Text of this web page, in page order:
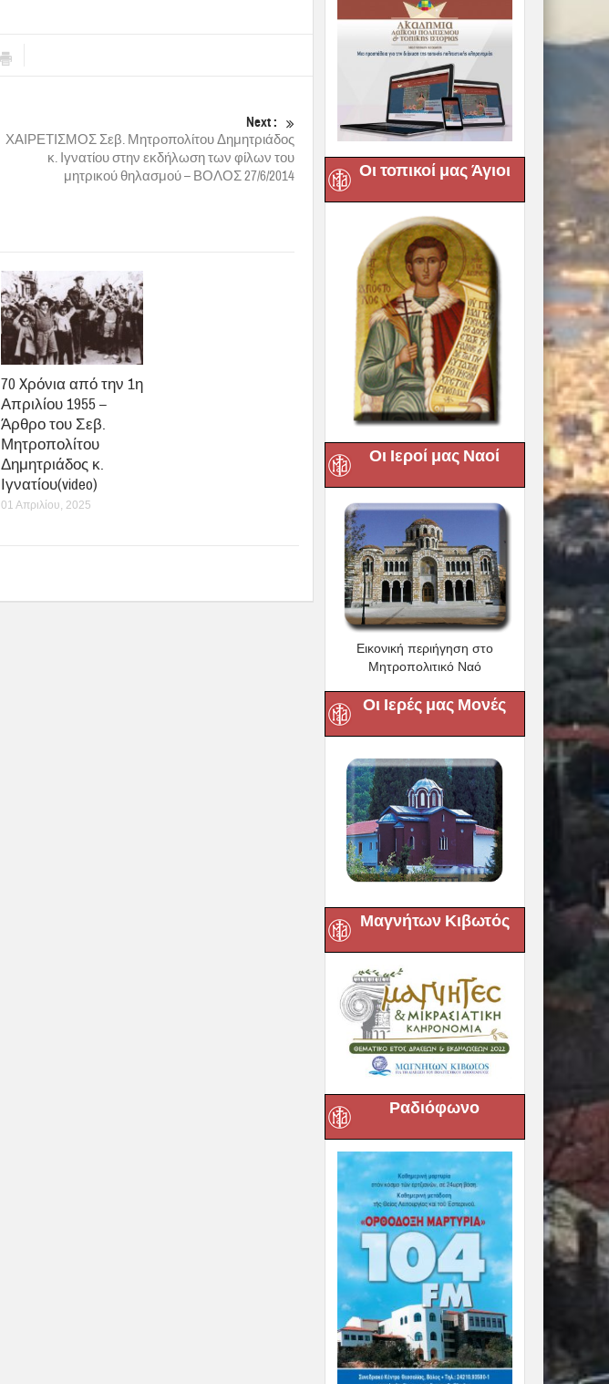
Next :
ΧΑΙΡΕΤΙΣΜΟΣ Σεβ. Μητροπολίτου Δημητριάδος
κ. Ιγνατίου στην εκδήλωση των φίλων του
μητρικού θηλασμού – ΒΟΛΟΣ 27/6/2014
70 Xρόνια από την 1η
Απριλίου 1955 –
Άρθρο του Σεβ.
Μητροπολίτου
Δημητριάδος κ.
Ιγνατίου(video)
01 Απριλίου, 2025
Οι τοπικοί μας Άγιοι
Οι Ιεροί μας Ναοί
Εικονική περιήγηση στο
Μητροπολιτικό Ναό
Οι Ιερές μας Μονές
Μαγνήτων Κιβωτός
Ραδιόφωνο